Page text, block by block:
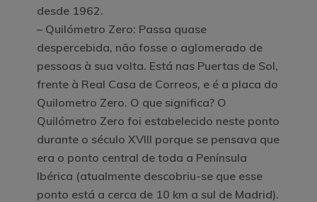
desde 1962.
– Quilómetro Zero: Passa quase
despercebida, não fosse o aglomerado de
pessoas à sua volta. Está nas Puertas de Sol,
frente à Real Casa de Correos, e é a placa do
Quilometro Zero. O que significa? O
Quilómetro Zero foi estabelecido neste ponto
durante o século XVIII porque se pensava que
era o ponto central de toda a Península
Ibérica (atualmente descobriu-se que esse
ponto está a cerca de 10 km a sul de Madrid).